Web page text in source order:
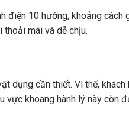
điện 10 hướng, khoảng cách
mái và dễ chịu.
dụng cần thiết. Vì thế, khách
vực khoang hành lý này còn